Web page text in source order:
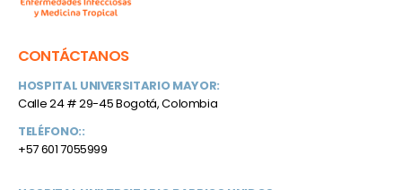
CONTÁCTANOS
HOSPITAL UNIVERSITARIO MAYOR:
Calle 24 # 29-45 Bogotá, Colombia
TELÉFONO::
+57 601 7055999